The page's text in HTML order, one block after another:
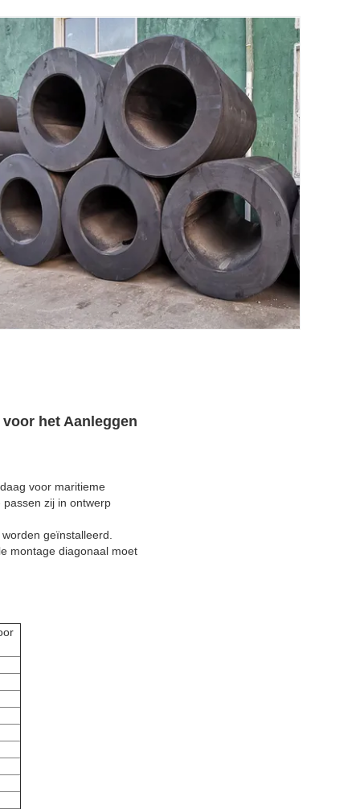
het Aanleggen
voor maritieme
zij in ontwerp
geïnstalleerd.
montage diagonaal moet